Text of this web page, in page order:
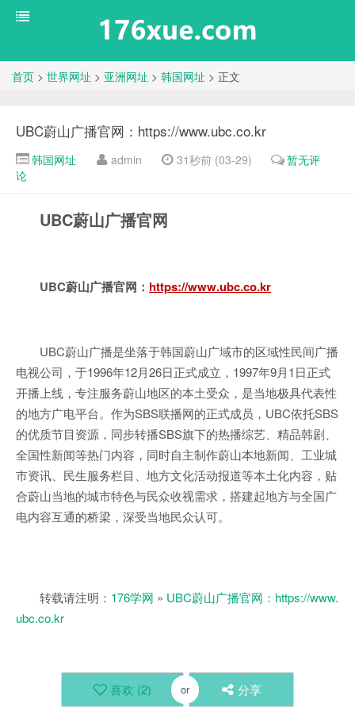
首页 > 世界网址 > 亚洲网址 > 韩国网址 > 正文
UBC蔚山广播官网：https://www.ubc.co.kr
韩国网址 admin 31秒前 (03-29)
暂无评
论
UBC蔚山广播官网
UBC蔚山广播官网： https://www.ubc.co.kr
UBC蔚山广播是坐落于韩国蔚山广域市的区域性民间广播
电视公司，于1996年12月26日正式成立，1997年9月1日正式
开播上线，专注服务蔚山地区的本土受众，是当地极具代表性
的地方广电平台。作为SBS联播网的正式成员，UBC依托SBS
的优质节目资源，同步转播SBS旗下的热播综艺、精品韩剧、
全国性新闻等热门内容，同时自主制作蔚山本地新闻、工业城
市资讯、民生服务栏目、地方文化活动报道等本土化内容，贴
合蔚山当地的城市特色与民众收视需求，搭建起地方与全国广
电内容互通的桥梁，深受当地民众认可。
转载请注明： 176学网 » UBC蔚山广播官网：https://www.
ubc.co.kr
喜欢 (2) or 分享